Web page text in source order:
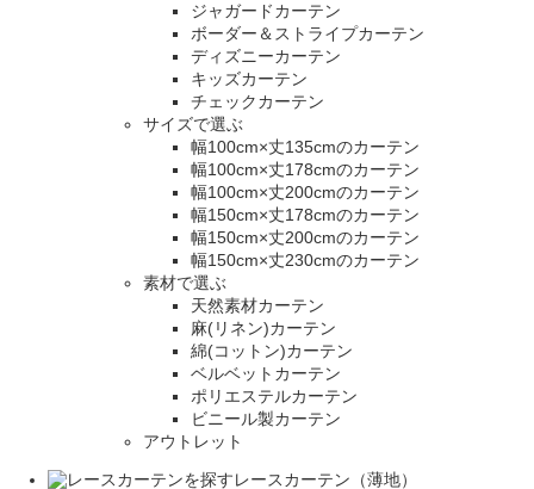
ジャガードカーテン
ボーダー＆ストライプカーテン
ディズニーカーテン
キッズカーテン
チェックカーテン
サイズで選ぶ
幅100cm×丈135cmのカーテン
幅100cm×丈178cmのカーテン
幅100cm×丈200cmのカーテン
幅150cm×丈178cmのカーテン
幅150cm×丈200cmのカーテン
幅150cm×丈230cmのカーテン
素材で選ぶ
天然素材カーテン
麻(リネン)カーテン
綿(コットン)カーテン
ベルベットカーテン
ポリエステルカーテン
ビニール製カーテン
アウトレット
レースカーテン（薄地）